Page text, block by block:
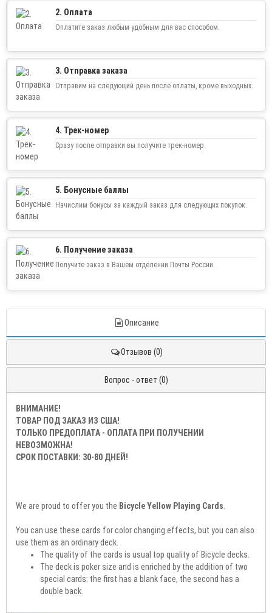
2. Оплата
Оплатите заказ любым удобным для вас способом.
3. Отправка заказа
Отправим на следующий день после оплаты, кроме выходных.
4. Трек-номер
Сразу после отправки вы получите трек-номер.
5. Бонусные баллы
Начислим бонусы за каждый заказ для следующих покупок.
6. Получение заказа
Получите заказ в Вашем отделении Почты России.
Описание
Отзывов (0)
Вопрос - ответ (0)
ВНИМАНИЕ!
ТОВАР ПОД ЗАКАЗ ИЗ США!
ТОЛЬКО ПРЕДОПЛАТА - ОПЛАТА ПРИ ПОЛУЧЕНИИ
НЕВОЗМОЖНА!
СРОК ПОСТАВКИ: 30-80 ДНЕЙ!
We are proud to offer you the Bicycle Yellow Playing Cards
You can use these cards for color changing effects, but you can also
use them as an ordinary deck.
The quality of the cards is usual top quality of Bicycle decks.
The deck is poker size and is enriched by the addition of two
special cards: the first has a blank face, the second has a
double back.